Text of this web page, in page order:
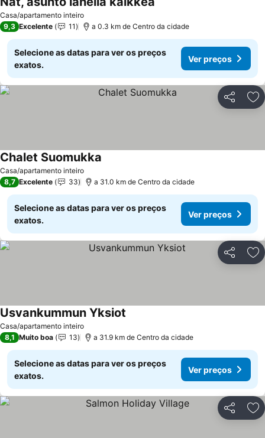
Casa/apartamento inteiro
9,3 Excelente 11 a 0.3 km de Centro da cidade
Selecione as datas para ver os preços
exatos.
Ver preços
Partilhar
Casa/apartamento inteiro
Chalet Suomukka
8,7 Excelente 33 a 31.0 km de Centro da cidade
Selecione as datas para ver os preços
exatos.
Ver preços
Partilhar
Casa/apartamento inteiro
Usvankummun Yksiot
8,1 Muito boa 13 a 31.9 km de Centro da cidade
Selecione as datas para ver os preços
exatos.
Ver preços
Partilhar